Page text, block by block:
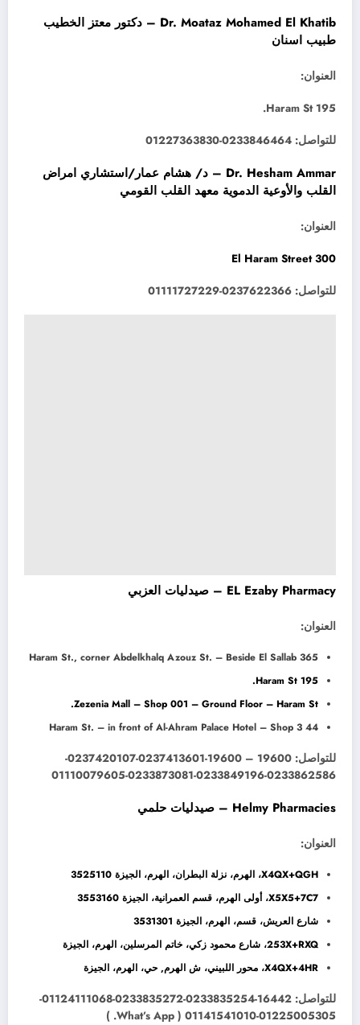
Dr. Moataz Mohamed El Khatib – دكتور معتز الخطيب
طبيب اسنان
العنوان:
195 Haram St.
للتواصل: 0233846464-01227363830
Dr. Hesham Ammar – د/ هشام عمار/استشاري امراض
القلب والأوعية الدموية معهد القلب القومي
العنوان:
300 El Haram Street
للتواصل: 0237622366-01111727229
EL Ezaby Pharmacy – صيدليات العزبي
العنوان:
365 Haram St., corner Abdelkhalq Azouz St. – Beside El Sallab
195 Haram St.
Zezenia Mall – Shop 001 – Ground Floor – Haram St.
44 Haram St. – in front of Al-Ahram Palace Hotel – Shop 3
للتواصل: 19600 – 19600-0237413601-0237420107-
0233862586-0233849196-0233873081-01110079605
Helmy Pharmacies – صيدليات حلمي
العنوان:
X4QX+QGH، الهرم، نزلة البطران، الهرم، الجيزة 3525110
X5X5+7C7، أولى الهرم، قسم العمرانية، الجيزة 3553160
شارع العريش، قسم، الهرم، الجيزة 3531301
253X+RXQ، شارع محمود زكي، خاتم المرسلين، الهرم، الجيزة
X4QX+4HR، محور اللبيني، ش الهرم, حي، الهرم، الجيزة
للتواصل: 16442-0233835254-0233835272-01124111068-
01225005305-01141541010 ( What’s App. )